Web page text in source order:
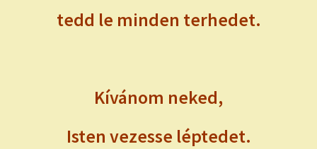
tedd le minden terhedet.
Kívánom neked,
Isten vezesse léptedet.